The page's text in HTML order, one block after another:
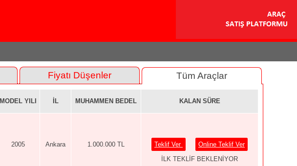
Fiyatı Düşenler Tüm Araçlar
MODEL YILI İL MUHAMMEN BEDEL KALAN SÜRE
2005 Ankara 1.000.000 TL Teklif Ver
Online Teklif Ver
İLK TEKLİF BEKLENİYOR